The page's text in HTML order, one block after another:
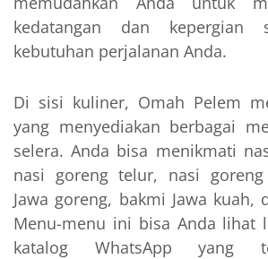
kedatangan dan kepergian
kebutuhan perjalanan Anda.
Di sisi kuliner, Omah Pelem
yang menyediakan berbagai
selera. Anda bisa menikmati
nasi goreng telur, nasi
Jawa goreng, bakmi Jawa kuah,
Menu-menu ini bisa Anda lihat
katalog WhatsApp yang